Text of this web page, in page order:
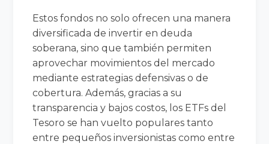
Estos fondos no solo ofrecen una manera
diversificada de invertir en deuda
soberana, sino que también permiten
aprovechar movimientos del mercado
mediante estrategias defensivas o de
cobertura. Además, gracias a su
transparencia y bajos costos, los ETFs del
Tesoro se han vuelto populares tanto
entre pequeños inversionistas como entre